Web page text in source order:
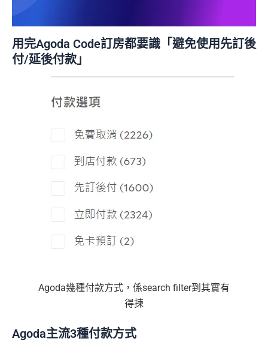
用完Agoda Code訂房都要識「避免使用先訂後
付/延後付款」
Agoda幾種付款方式，係search filter到其實有
得揀
Agoda主流3種付款方式